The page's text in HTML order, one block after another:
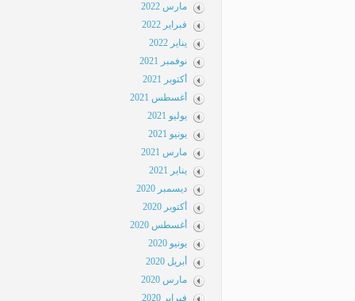
مارس 2022
فبراير 2022
يناير 2022
نوفمبر 2021
أكتوبر 2021
أغسطس 2021
يوليو 2021
يونيو 2021
مارس 2021
يناير 2021
ديسمبر 2020
أكتوبر 2020
أغسطس 2020
يونيو 2020
أبريل 2020
مارس 2020
فبراير 2020